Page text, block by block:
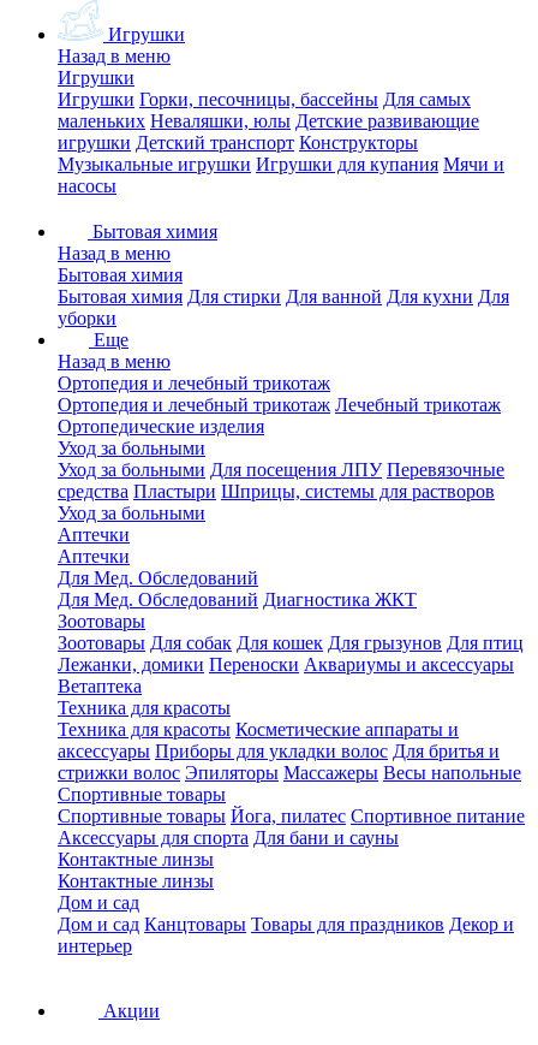
Игрушки
Назад в меню
Игрушки
Игрушки Горки, песочницы, бассейны Для самых
маленьких Неваляшки, юлы Детские развивающие
игрушки Детский транспорт Конструкторы
Музыкальные игрушки Игрушки для купания Мячи и
насосы
Бытовая химия
Назад в меню
Бытовая химия
Бытовая химия Для стирки Для ванной Для кухни Для
уборки
Еще
Назад в меню
Ортопедия и лечебный трикотаж
Ортопедия и лечебный трикотаж Лечебный трикотаж
Ортопедические изделия
Уход за больными
Уход за больными Для посещения ЛПУ Перевязочные
средства Пластыри Шприцы, системы для растворов
Уход за больными
Аптечки
Аптечки
Для Мед. Обследований
Для Мед. Обследований Диагностика ЖКТ
Зоотовары
Зоотовары Для собак Для кошек Для грызунов Для птиц
Лежанки, домики Переноски Аквариумы и аксессуары
Ветаптека
Техника для красоты
Техника для красоты Косметические аппараты и
аксессуары Приборы для укладки волос Для бритья и
стрижки волос Эпиляторы Массажеры Весы напольные
Спортивные товары
Спортивные товары Йога, пилатес Спортивное питание
Аксессуары для спорта Для бани и сауны
Контактные линзы
Контактные линзы
Дом и сад
Дом и сад Канцтовары Товары для праздников Декор и
интерьер
Акции